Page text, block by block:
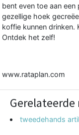
bent even toe aan een
gezellige hoek
koffie kunnen drinken.
Ontdek het zelf!
www.rataplan.com
tweedehands